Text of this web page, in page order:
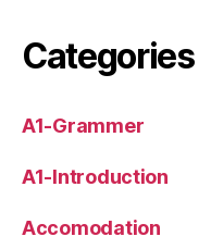
Categories
A1-Grammer
A1-Introduction
Accomodation